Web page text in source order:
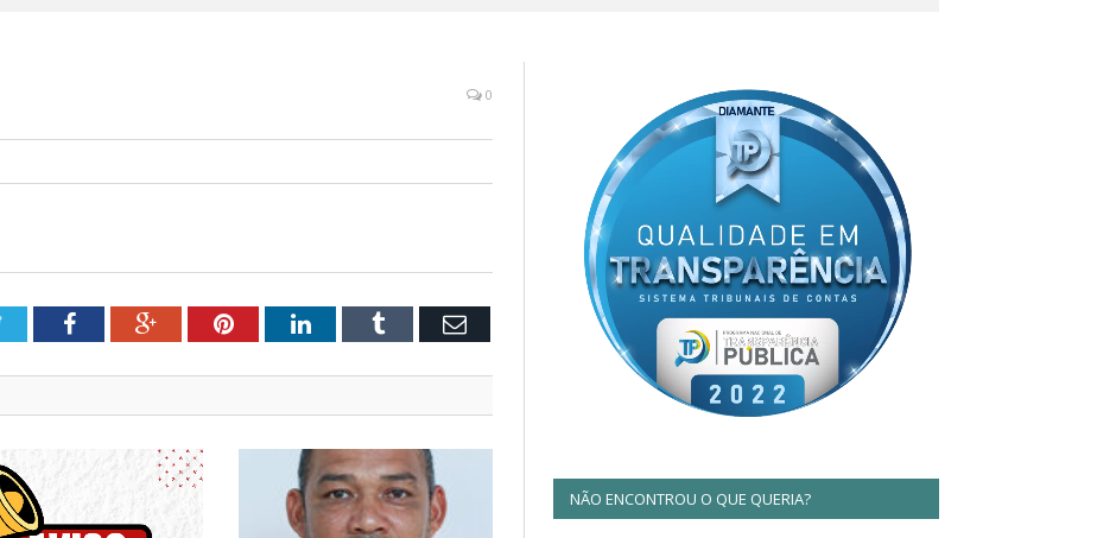
0
TwitterFacebookGoogle+PinterestLinkedInTumblr Email
NÃO ENCONTROU O QUE QUERIA?